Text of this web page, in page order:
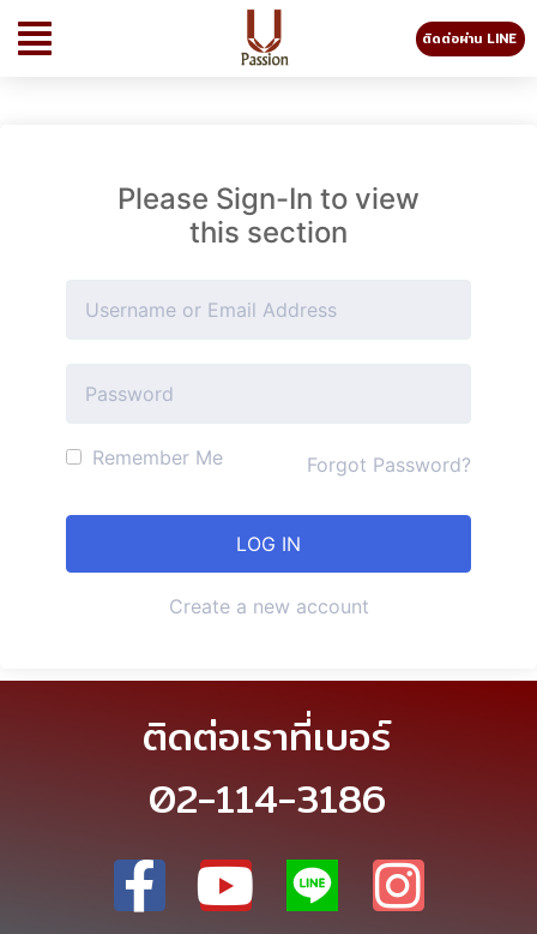
ติดต่อผ่าน LINE
Please Sign-In to view
this section
Remember Me Forgot Password?
Create a new account
ติดต่อเราที่เบอร์
02-114-3186